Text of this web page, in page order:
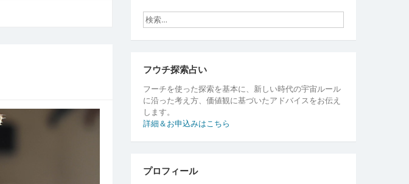
フウチ探索占い
フーチを使った探索を基本に、新しい時代の宇宙ルール
に沿った考え方、価値観に基づいたアドバイスをお伝え
します。
詳細＆お申込みはこちら
プロフィール